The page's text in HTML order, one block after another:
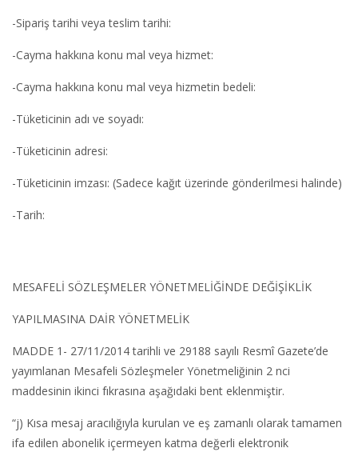
-Sipariş tarihi veya teslim tarihi:
-Cayma hakkına konu mal veya hizmet:
-Cayma hakkına konu mal veya hizmetin bedeli:
-Tüketicinin adı ve soyadı:
-Tüketicinin adresi:
-Tüketicinin imzası: (Sadece kağıt üzerinde gönderilmesi halinde)
-Tarih:
MESAFELİ SÖZLEŞMELER YÖNETMELİĞİNDE DEĞİŞİKLİK
YAPILMASINA DAİR YÖNETMELİK
MADDE 1- 27/11/2014 tarihli ve 29188 sayılı Resmî Gazete’de
yayımlanan Mesafeli Sözleşmeler Yönetmeliğinin 2 nci
maddesinin ikinci fıkrasına aşağıdaki bent eklenmiştir.
“j) Kısa mesaj aracılığıyla kurulan ve eş zamanlı olarak tamamen
ifa edilen abonelik içermeyen katma değerli elektronik